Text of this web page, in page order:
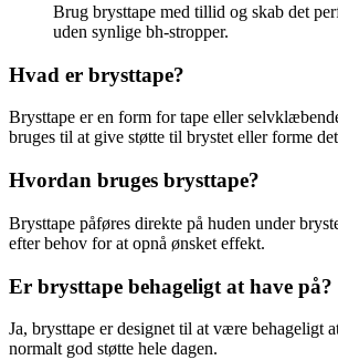
Brug brysttape med tillid og skab det
uden synlige bh-stropper.
Hvad er brysttape?
Brysttape er en form for tape eller
bruges til at give støtte til brystet eller forme
Hvordan bruges brysttape?
Brysttape påføres direkte på huden under
efter behov for at opnå ønsket effekt.
Er brysttape behageligt at have på?
Ja, brysttape er designet til at være behageligt
normalt god støtte hele dagen.